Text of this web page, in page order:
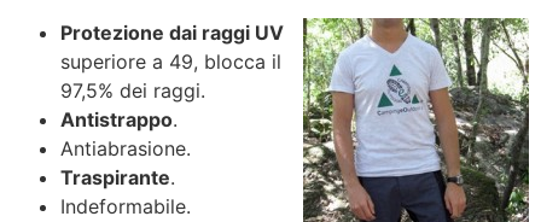
Protezione dai raggi UV
superiore a 49, blocca il
97,5% dei raggi.
Antistrappo.
Antiabrasione.
Traspirante.
Indeformabile.